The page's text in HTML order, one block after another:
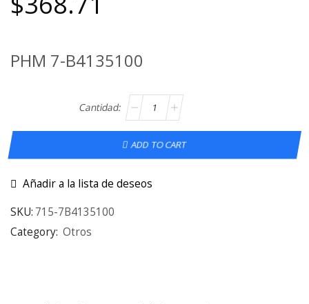
PHM 7-B4135100
ADD TO CART
Añadir a la lista de deseos
SKU: 715-7B4135100
Category: Otros